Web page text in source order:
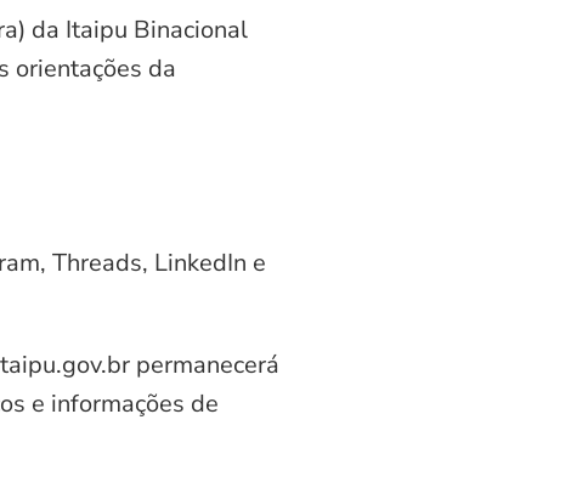
da Itaipu Binacional
orientações da
Threads, LinkedIn e
permanecerá
e informações de